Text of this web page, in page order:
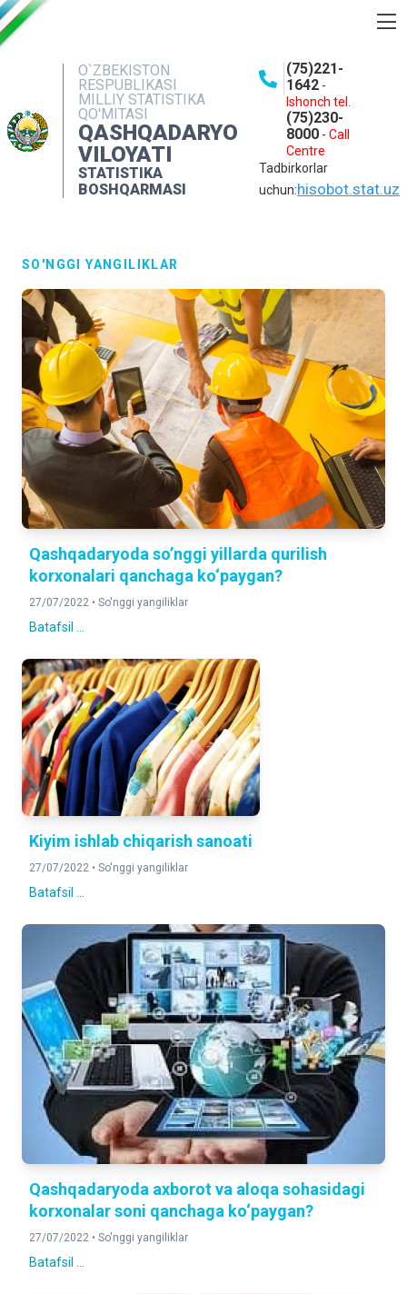
O`ZBEKISTON
RESPUBLIKASI
MILLIY STATISTIKA
QO'MITASI
QASHQADARYO
VILOYATI
STATISTIKA
BOSHQARMASI
(75)221-
1642 -
Ishonch tel.
(75)230-
8000 - Call
Centre
Tadbirkorlar
uchun:hisobot.stat.uz
OCHIQ MA'LUMOTLAR
NASHRLAR
INTERAKTIV XIZMATLAR
MATBUOT XIZMATI
SO'NGGI YANGILIKLAR
Qashqadaryoda so’nggi yillarda qurilish
korxonalari qanchaga ko‘paygan?
27/07/2022 • So'nggi yangiliklar
Batafsil ...
Kiyim ishlab chiqarish sanoati
27/07/2022 • So'nggi yangiliklar
Batafsil ...
Qashqadaryoda axborot va aloqa sohasidagi
korxonalar soni qanchaga ko‘paygan?
27/07/2022 • So'nggi yangiliklar
Batafsil ...